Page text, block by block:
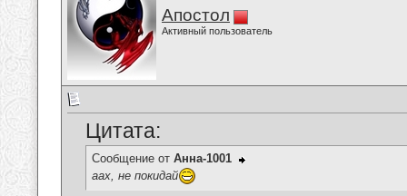
Апостол
Активный пользователь
Цитата:
Сообщение от Анна-1001
аах, не покидай